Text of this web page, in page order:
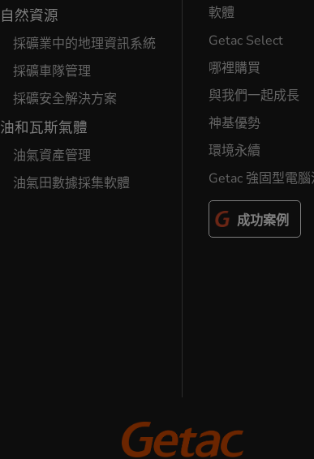
自然資源
採礦業中的地理資訊系統
採礦車隊管理
採礦安全解決方案
油和瓦斯氣體
油氣資產管理
油氣田數據採集軟體
軟體
Getac Select
哪裡購買
與我們一起成長
神基優勢
環境永續
Getac 強固型電
成功案例